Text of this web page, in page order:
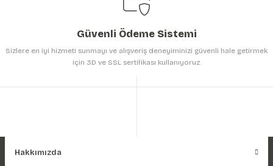
Güvenli Ödeme Sistemi
Sizlere en iyi hizmeti sunmayı ve alışveriş deneyiminizi güvenli hale getirmek
için 3D ve SSL sertifikası kullanıyoruz.
Hakkımızda